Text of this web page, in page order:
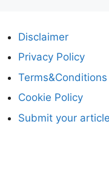
Disclaimer
Privacy Policy
Terms&Conditions
Cookie Policy
Submit your